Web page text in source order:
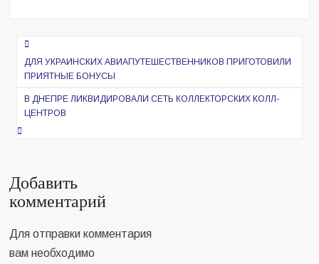
Навигация
по
записям
ДЛЯ УКРАИНСКИХ АВИАПУТЕШЕСТВЕННИКОВ ПРИГОТОВИЛИ
ПРИЯТНЫЕ БОНУСЫ
В ДНЕПРЕ ЛИКВИДИРОВАЛИ СЕТЬ КОЛЛЕКТОРСКИХ КОЛЛ-
ЦЕНТРОВ
Добавить
комментарий
Для отправки комментария
вам необходимо